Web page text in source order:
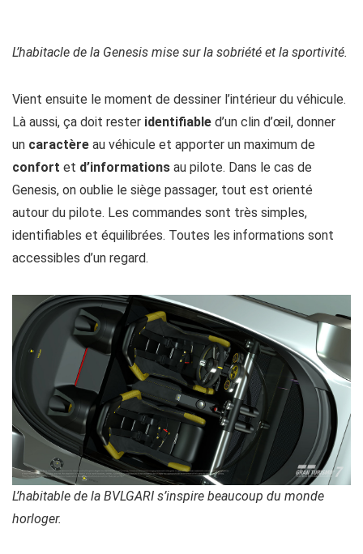
L’habitacle de la Genesis mise sur la sobriété et la sportivité.
Vient ensuite le moment de dessiner l’intérieur du véhicule.
Là aussi, ça doit rester identifiable d’un clin d’œil, donner
un caractère au véhicule et apporter un maximum de
confort et d’informations au pilote. Dans le cas de
Genesis, on oublie le siège passager, tout est orienté
autour du pilote. Les commandes sont très simples,
identifiables et équilibrées. Toutes les informations sont
accessibles d’un regard.
L’habitable de la BVLGARI s’inspire beaucoup du monde
horloger.